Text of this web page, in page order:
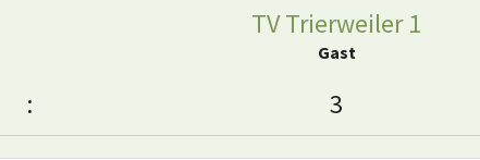
TV Trierweiler 1
Gast
: 3